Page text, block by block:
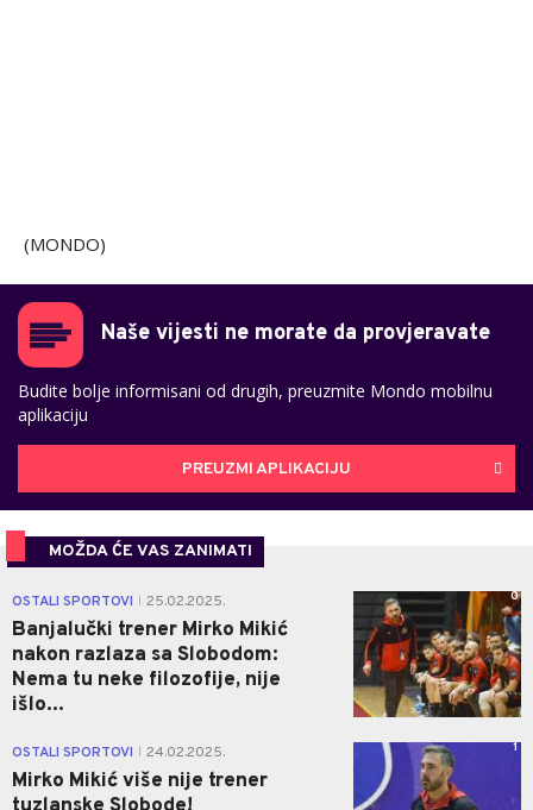
(MONDO)
Naše vijesti ne morate da provjeravate
Budite bolje informisani od drugih, preuzmite Mondo mobilnu
aplikaciju
PREUZMI APLIKACIJU
MOŽDA ĆE VAS ZANIMATI
OSTALI SPORTOVI 25.02.2025.
Banjalučki trener Mirko Mikić
nakon razlaza sa Slobodom:
Nema tu neke filozofije, nije
išlo...
0
OSTALI SPORTOVI 24.02.2025.
Mirko Mikić više nije trener
1